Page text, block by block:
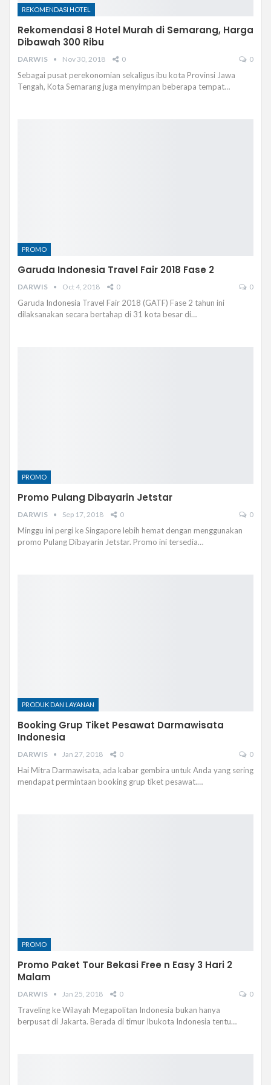
REKOMENDASI HOTEL
Rekomendasi 8 Hotel Murah di Semarang, Harga
Dibawah 300 Ribu
DARWIS Nov 30, 2018 0 0
Sebagai pusat perekonomian sekaligus ibu kota Provinsi Jawa
Tengah, Kota Semarang juga menyimpan beberapa tempat…
PROMO
Garuda Indonesia Travel Fair 2018 Fase 2
DARWIS Oct 4, 2018 0 0
Garuda Indonesia Travel Fair 2018 (GATF) Fase 2 tahun ini
dilaksanakan secara bertahap di 31 kota besar di…
PROMO
Promo Pulang Dibayarin Jetstar
DARWIS Sep 17, 2018 0 0
Minggu ini pergi ke Singapore lebih hemat dengan menggunakan
promo Pulang Dibayarin Jetstar. Promo ini tersedia…
PRODUK DAN LAYANAN
Booking Grup Tiket Pesawat Darmawisata
Indonesia
DARWIS Jan 27, 2018 0 0
Hai Mitra Darmawisata, ada kabar gembira untuk Anda yang sering
mendapat permintaan booking grup tiket pesawat.…
PROMO
Promo Paket Tour Bekasi Free n Easy 3 Hari 2
Malam
DARWIS Jan 25, 2018 0 0
Traveling ke Wilayah Megapolitan Indonesia bukan hanya
berpusat di Jakarta. Berada di timur Ibukota Indonesia tentu…